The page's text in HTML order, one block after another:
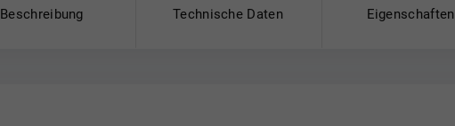
Beschreibung Technische Daten Eigenschaften